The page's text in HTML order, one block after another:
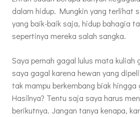
dalam hidup. Mungkin yang terlihat
yang baik-baik saja, hidup bahagia
sepertinya mereka salah sangka.
Saya pernah gagal lulus mata kuliah
saya gagal karena hewan yang
tak mampu berkembang biak
Hasilnya? Tentu saja saya harus
berikutnya. Jangan tanya kenapa,